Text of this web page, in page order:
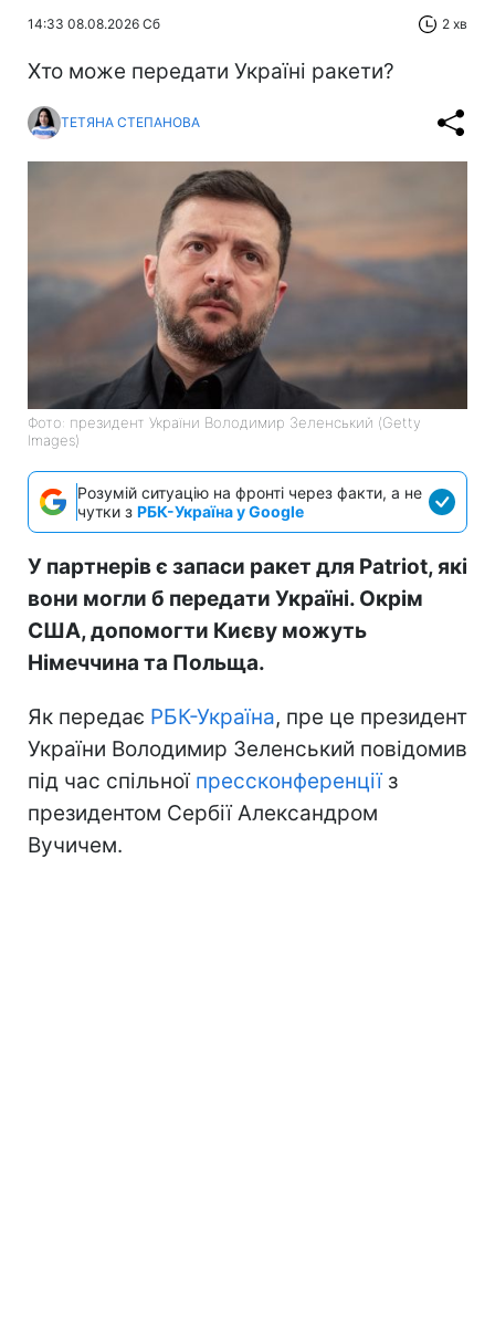
14:33 08.08.2026 Сб 2 хв
Хто може передати Україні ракети?
ТЕТЯНА СТЕПАНОВА
Фото: президент України Володимир Зеленський (Getty
Images)
Розумій ситуацію на фронті через факти, а не
чутки з РБК-Україна у Google
У партнерів є запаси ракет для Patriot, які
вони могли б передати Україні. Окрім
США, допомогти Києву можуть
Німеччина та Польща.
Як передає РБК-Україна, пре це президент
України Володимир Зеленський повідомив
під час спільної прессконференціїз
президентом Сербії Александром
Вучичем.